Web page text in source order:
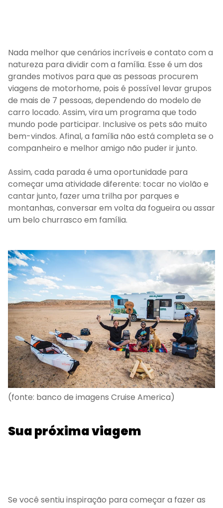
Nada melhor que cenários incríveis e contato com a
natureza para dividir com a família. Esse é um dos
grandes motivos para que as pessoas procurem
viagens de motorhome, pois é possível levar grupos
de mais de 7 pessoas, dependendo do modelo de
carro locado. Assim, vira um programa que todo
mundo pode participar. Inclusive os pets são muito
bem-vindos. Afinal, a família não está completa se o
companheiro e melhor amigo não puder ir junto.
Assim, cada parada é uma oportunidade para
começar uma atividade diferente: tocar no violão e
cantar junto, fazer uma trilha por parques e
montanhas, conversar em volta da fogueira ou assar
um belo churrasco em família.
(fonte: banco de imagens Cruise America)
Sua próxima viagem
Se você sentiu inspiração para começar a fazer as